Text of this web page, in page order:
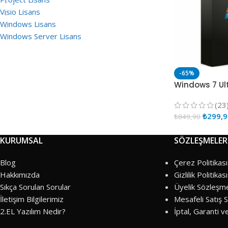
Visio Lisans
Windows Lisans
Windows Server Lisans
-65%
Windows 7
(23)
₺849,90 ₺
KURUMSAL
Blog
Hakkımızda
Sıkça Sorulan Sorular
İletişim Bilgilerimiz
2.EL Yazılım Nedir?
SÖZLEŞMELER
Çerez Politikası
Gizlilik Politikası
Üyelik
Mesafeli Satış
İptal, Garanti